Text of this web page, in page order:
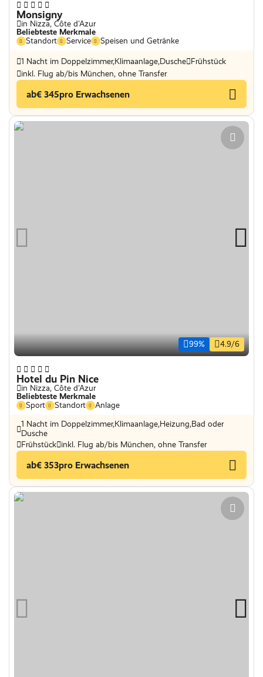
Monsigny
in Nizza, Côte d'Azur
Beliebteste Merkmale
Standort
Service Speisen und Getränke
1 Nacht im Doppelzimmer,Klimaanlage,Dusche Frühstück
inkl. Flug ab/bis München, ohne Transfer
ab€ 345pro Erwachsenen
99% 4.9/6
Hotel du Pin Nice
in Nizza, Côte d'Azur
Beliebteste Merkmale
Sport
Standort
Anlage
1 Nacht im Doppelzimmer,Klimaanlage,Heizung,Bad oder
Dusche
Frühstück inkl. Flug ab/bis München, ohne Transfer
ab€ 353pro Erwachsenen